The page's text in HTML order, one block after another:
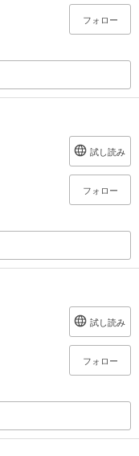
フォロー
試し読み
フォロー
試し読み
フォロー